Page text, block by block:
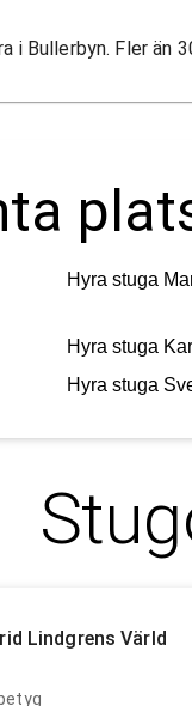
i Bullerbyn. Fler än
Hyra stuga
Hyra stuga
Hyra stuga
Lindgrens Värld